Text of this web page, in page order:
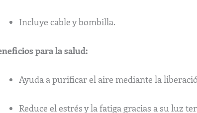
Incluye cable y bombilla.
para la salud:
Ayuda a purificar el aire mediante la
Reduce el estrés y la fatiga gracias a su luz